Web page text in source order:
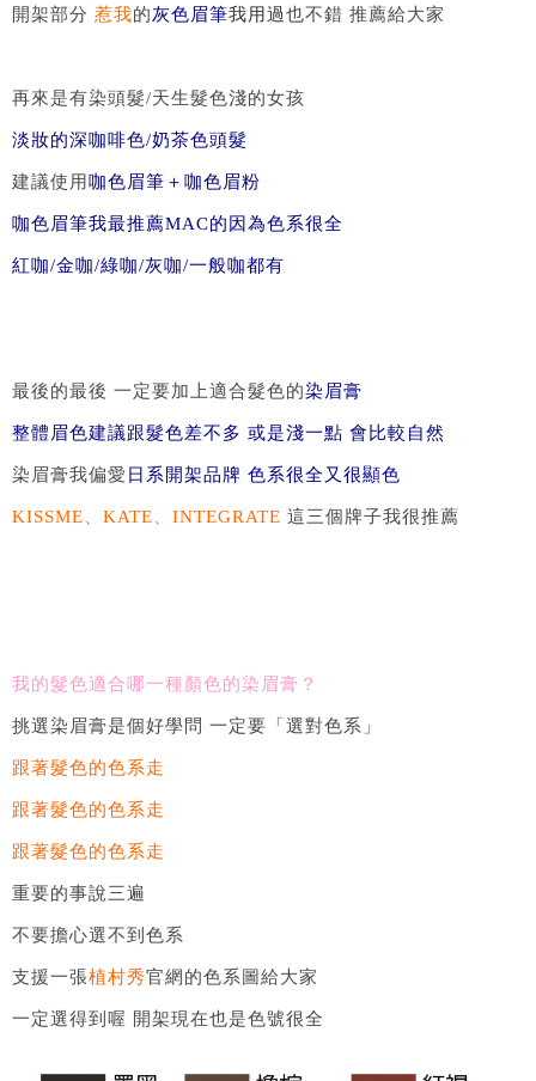
開架部分 惹我的灰色眉筆我用過也不錯 推薦給大家
再來是有染頭髮/天生髮色淺的女孩
淡妝的深咖啡色/奶茶色頭髮
建議使用 咖色眉筆＋咖色眉粉
咖色眉筆我最推薦MAC的因為色系很全
紅咖/金咖/綠咖/灰咖/一般咖都有
最後的最後 一定要加上適合髮色的染眉膏
整體眉色建議跟髮色差不多 或是淺一點 會比較自然
染眉膏我偏愛 日系開架品牌 色系很全又很顯色
KISSME、KATE、INTEGRATE 這三個牌子我很推薦
我的髮色適合哪一種顏色的染眉膏？
挑選染眉膏是個好學問 一定要「選對色系」
跟著髮色的色系走
跟著髮色的色系走
跟著髮色的色系走
重要的事說三遍
不要擔心選不到色系
支援一張植村秀官網的色系圖給大家
一定選得到喔 開架現在也是色號很全